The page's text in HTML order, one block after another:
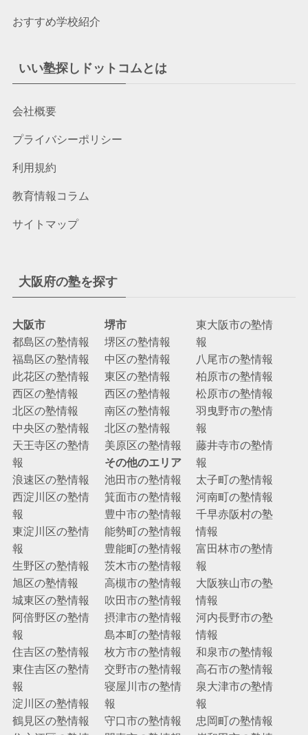
おすすめ学校紹介
いい塾探しドットコムとは
会社概要
プライバシーポリシー
利用規約
教育情報コラム
サイトマップ
大阪府の塾を探す
大阪市
都島区の塾情報
福島区の塾情報
此花区の塾情報
西区の塾情報
北区の塾情報
中央区の塾情報
天王寺区の塾情
報
浪速区の塾情報
西淀川区の塾情
報
東淀川区の塾情
報
生野区の塾情報
旭区の塾情報
城東区の塾情報
阿倍野区の塾情
報
住吉区の塾情報
東住吉区の塾情
報
淀川区の塾情報
鶴見区の塾情報
堺市
堺区の塾情報
中区の塾情報
東区の塾情報
西区の塾情報
南区の塾情報
北区の塾情報
美原区の塾情報
その他のエリア
池田市の塾情報
箕面市の塾情報
豊中市の塾情報
能勢町の塾情報
豊能町の塾情報
茨木市の塾情報
高槻市の塾情報
吹田市の塾情報
摂津市の塾情報
島本町の塾情報
枚方市の塾情報
交野市の塾情報
寝屋川市の塾情
報
守口市の塾情報
東大阪市の塾情
報
八尾市の塾情報
柏原市の塾情報
松原市の塾情報
羽曳野市の塾情
報
藤井寺市の塾情
報
太子町の塾情報
河南町の塾情報
千早赤阪村の塾
情報
富田林市の塾情
報
大阪狭山市の塾
情報
河内長野市の塾
情報
和泉市の塾情報
高石市の塾情報
泉大津市の塾情
報
忠岡町の塾情報